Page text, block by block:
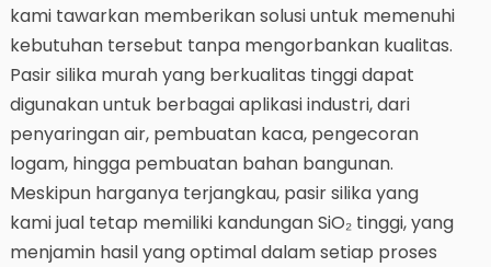
kami tawarkan memberikan solusi untuk memenuhi
kebutuhan tersebut tanpa mengorbankan kualitas.
Pasir silika murah yang berkualitas tinggi dapat
digunakan untuk berbagai aplikasi industri, dari
penyaringan air, pembuatan kaca, pengecoran
logam, hingga pembuatan bahan bangunan.
Meskipun harganya terjangkau, pasir silika yang
kami jual tetap memiliki kandungan SiO₂ tinggi, yang
menjamin hasil yang optimal dalam setiap proses